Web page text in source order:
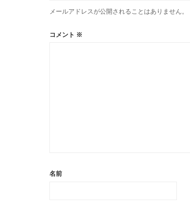
メールアドレスが公開されることはありません。
コメント ※
名前